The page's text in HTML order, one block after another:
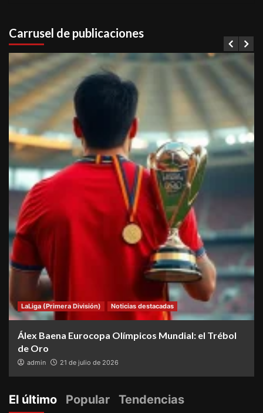
Carrusel de publicaciones
LaLiga (Primera División) Noticias destacadas
Álex Baena Eurocopa Olímpicos Mundial: el Trébol
de Oro
admin 21 de julio de 2026
El último Popular Tendencias